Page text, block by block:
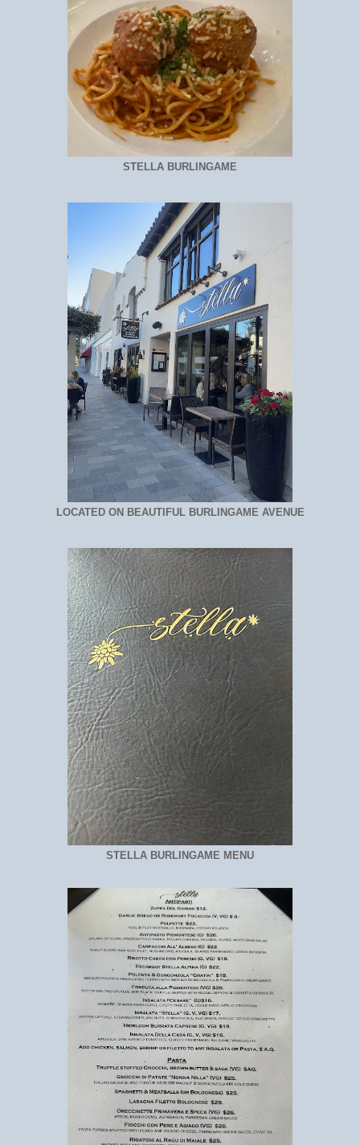
STELLA BURLINGAME
LOCATED ON BEAUTIFUL BURLINGAME AVENUE
STELLA BURLINGAME MENU